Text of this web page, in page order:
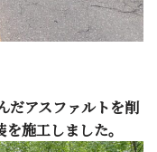
だアスファルトを削
施工しました。